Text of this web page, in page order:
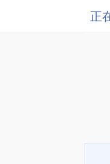
正